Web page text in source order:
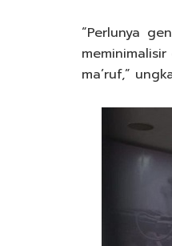
“Perlunya
ma’ruf,”